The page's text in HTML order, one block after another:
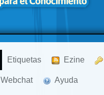
Etiquetas Ezine
Webchat Ayuda